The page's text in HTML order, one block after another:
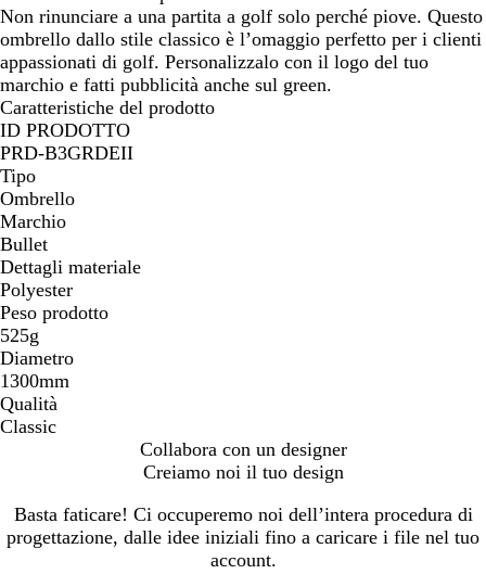
l
e
t
t
r
i
c
o
e
i
o
t
i
n
t
a
u
n
i
t
a
c
o
t
i
n
t
a
u
n
i
t
a
o
a
v
y
Non rinunciare a una partita a golf solo perché piove. Questo
ombrello dallo stile classico è l’omaggio perfetto per i clienti
appassionati di golf. Personalizzalo con il logo del tuo
marchio e fatti pubblicità anche sul green.
Caratteristiche del prodotto
ID PRODOTTO
PRD-B3GRDEII
Tipo
Ombrello
Marchio
Bullet
Dettagli materiale
Polyester
Peso prodotto
525g
Diametro
1300mm
Qualità
Classic
Collabora con un designer
Creiamo noi il tuo design
Basta faticare! Ci occuperemo noi dell’intera procedura di
progettazione, dalle idee iniziali fino a caricare i file nel tuo
account.